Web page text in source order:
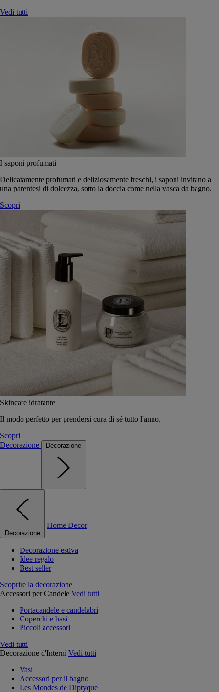
Vedi tutti
I saponi profumati
Delicatamente profumati e deliziosamente freschi, i saponi invitano a
una parentesi di dolcezza, sotto la doccia come nella vasca da bagno.
Scopri
Skincare idratante
Il modo perfetto per prendersi cura di sé tutto l'anno.
Scopri
Decorazione
Decorazione
Decorazione
Home Decor
Decorazione estiva
Idee regalo
Best seller
Scoprire la decorazione
Accessori per Candele Vedi tutti
Portacandele e candelabri
Coperchi e basi
Piccoli accessori
Vedi tutti
Decorazione d'Interni Vedi tutti
Vasi
Accessori per il bagno
Les Mondes de Diptyque